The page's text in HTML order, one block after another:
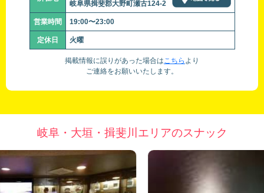
岐阜県揖斐郡大野町瀬古124-2
営業時間 19:00〜23:00
定休日 火曜
掲載情報に誤りがあった場合はこちら より
ご連絡をお願いいたします。
岐阜・大垣・揖斐川エリアのスナック